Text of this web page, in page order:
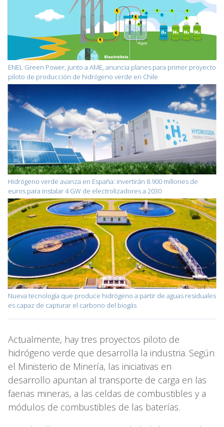
ENEL Green Power, junto a AME, anuncia planes para primer proyecto
piloto de producción de hidrógeno verde en Chile
Hidrógeno verde avanza en España: invertirán 8.900 millones de
euros para instalar 4 GW de electrolizadores a 2030
Nueva tecnología que produce hidrógeno a partir de aguas residuales
es capaz de capturar el carbono del biogás
Actualmente, hay tres proyectos piloto de
hidrógeno verde que desarrolla la industria. Según
el Ministerio de Minería, las iniciativas en
desarrollo apuntan al transporte de carga en las
faenas mineras, a las celdas de combustibles y a
módulos de combustibles de las baterías.